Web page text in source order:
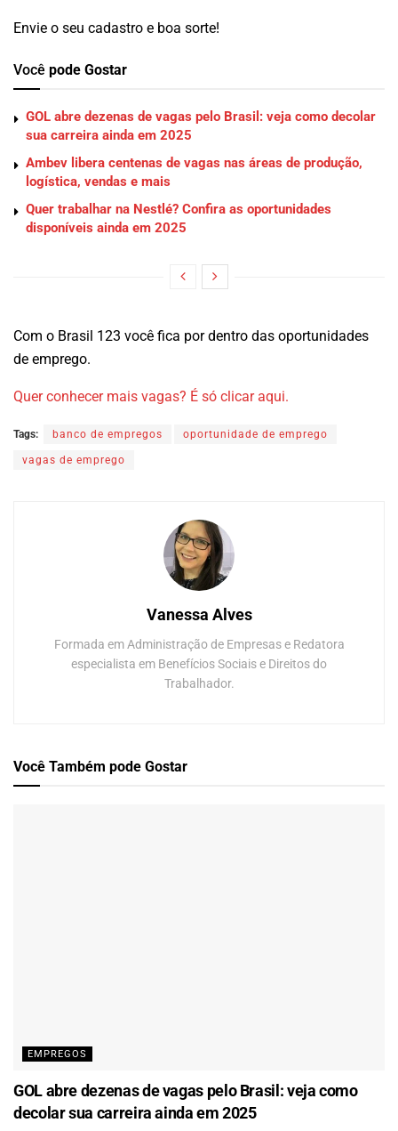
Envie o seu cadastro e boa sorte!
Você pode Gostar
GOL abre dezenas de vagas pelo Brasil: veja como decolar
sua carreira ainda em 2025
Ambev libera centenas de vagas nas áreas de produção,
logística, vendas e mais
Quer trabalhar na Nestlé? Confira as oportunidades
disponíveis ainda em 2025
Com o Brasil 123 você fica por dentro das oportunidades
de emprego.
Quer conhecer mais vagas? É só clicar aqui.
Tags: banco de empregos oportunidade de emprego
vagas de emprego
Vanessa Alves
Formada em Administração de Empresas e Redatora
especialista em Benefícios Sociais e Direitos do
Trabalhador.
Você Também pode Gostar
EMPREGOS
GOL abre dezenas de vagas pelo Brasil: veja como
decolar sua carreira ainda em 2025